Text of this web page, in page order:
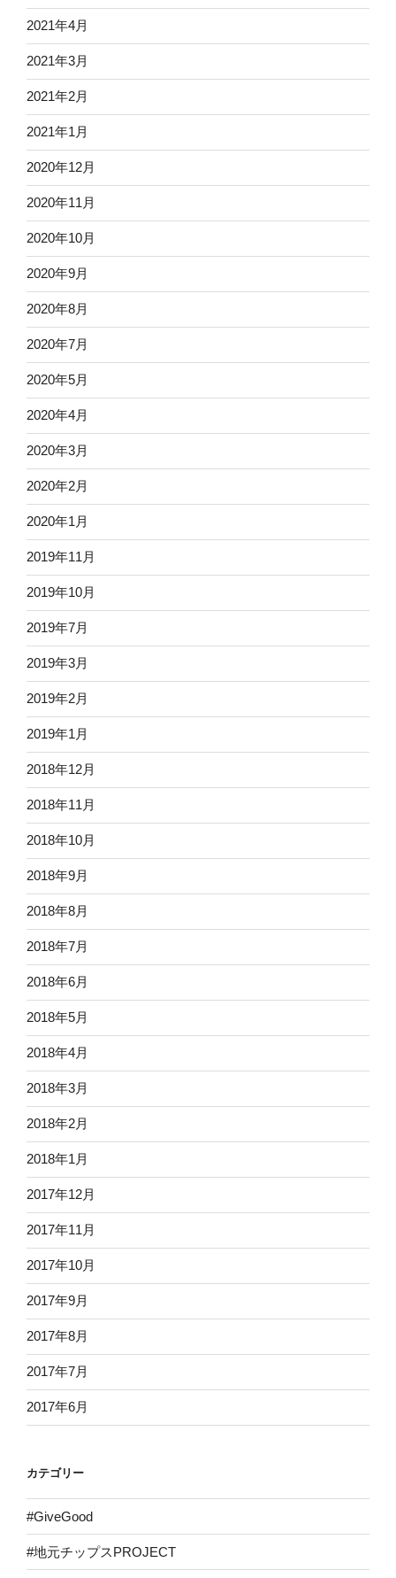
2021年4月
2021年3月
2021年2月
2021年1月
2020年12月
2020年11月
2020年10月
2020年9月
2020年8月
2020年7月
2020年5月
2020年4月
2020年3月
2020年2月
2020年1月
2019年11月
2019年10月
2019年7月
2019年3月
2019年2月
2019年1月
2018年12月
2018年11月
2018年10月
2018年9月
2018年8月
2018年7月
2018年6月
2018年5月
2018年4月
2018年3月
2018年2月
2018年1月
2017年12月
2017年11月
2017年10月
2017年9月
2017年8月
2017年7月
2017年6月
カテゴリー
#GiveGood
#地元チップスPROJECT